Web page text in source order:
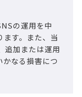
の運用を中
ます。また、当
追加または運用
なる損害につ